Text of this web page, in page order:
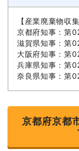
【産業廃棄物収
京都府知事：第
滋賀県知事：第
大阪府知事：第
兵庫県知事：第
奈良県知事：第
京都府京都